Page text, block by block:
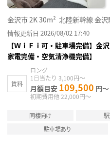
金沢市2K30m² 北陸新幹線 金
情報更新日 2026/08/02 17:40
【ＷｉＦｉ可・駐車場完備】金
家電完備・空気清浄機完備】
賃料
ロング
1日当たり 3,100円～
月額目安 109,500 円～
初期費用他 22,000円～
同棲向け
駐車場あり